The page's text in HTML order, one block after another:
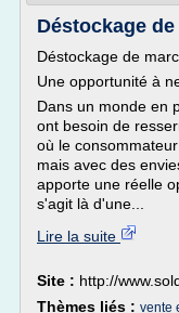
Déstockage
Déstockage de
Une opportunité à
Dans un monde en
ont besoin de
où le
mais avec des
apporte une réelle
s'agit là d'une...
Lire la suite
Site : http://
Thèmes liés : vente